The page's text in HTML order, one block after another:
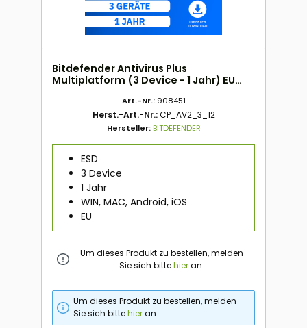
Bitdefender Antivirus Plus
Multiplatform (3 Device - 1 Jahr) EU
Art.-Nr.: 908451
Herst.-Art.-Nr.:CP_AV2_3_12
Hersteller:BITDEFENDER
ESD
3 Device
1 Jahr
WIN, MAC, Android, iOS
EU
Um dieses Produkt zu bestellen, melden
Sie sich bittehieran.
Um dieses Produkt zu bestellen, melden
Sie sich bittehieran.